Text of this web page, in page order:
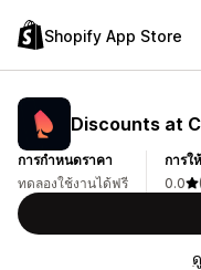
Shopify App Store
Discounts at
การกำหนดราคา
ทดลองใช้งานได้ฟรี
การใ
0.0